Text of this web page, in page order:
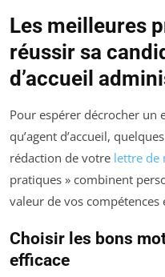
Les meilleures
réussir sa
d’accueil
Pour espérer décrocher
qu’agent d’accueil,
rédaction de votre lettre de
pratiques » combinent
valeur de vos compétences
Choisir les bons
efficace